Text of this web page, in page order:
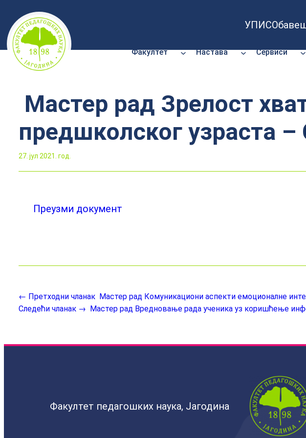
Скочи
на
садржај
УПИС
Факултет Настава Сервиси
Мастер рад Зрелост
предшколског узраста
27. јул 2021. год.
Преузми документ
← Претходни чланак Мастер рад Комуникациони аспекти емоционалне
Следећи чланак → Мастер рад Вредновање рада ученика уз коришћење
Факултет педагошких наука, Јагодина